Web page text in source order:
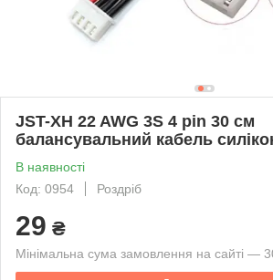
JST-XH 22 AWG 3S 4 pin 30 см
балансувальний кабель
В наявності
Код: 0954
Роздріб
29 ₴
Мінімальна сума замовлення на сайті —